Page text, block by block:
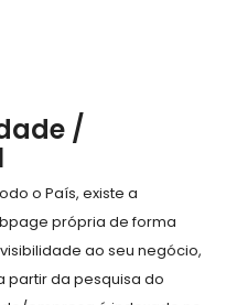
/
o País, existe a
própria de forma
ao seu negócio,
partir da pesquisa do